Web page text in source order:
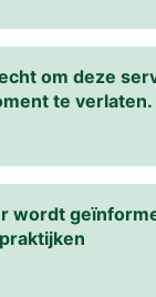
om deze
te verlaten.
wordt